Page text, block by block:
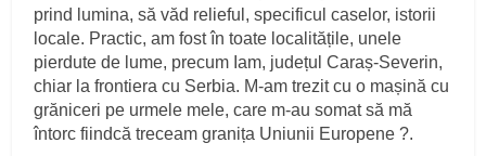
prind lumina, să văd relieful, specificul caselor, istorii
locale. Practic, am fost în toate localitățile, unele
pierdute de lume, precum Iam, județul Caraș-Severin,
chiar la frontiera cu Serbia. M-am trezit cu o mașină cu
grăniceri pe urmele mele, care m-au somat să mă
întorc fiindcă treceam granița Uniunii Europene ?.